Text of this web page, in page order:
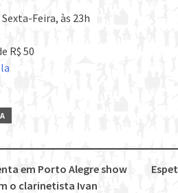
Sexta-Feira, às 23h
R$ 50
em Porto Alegre show
o clarinetista Ivan